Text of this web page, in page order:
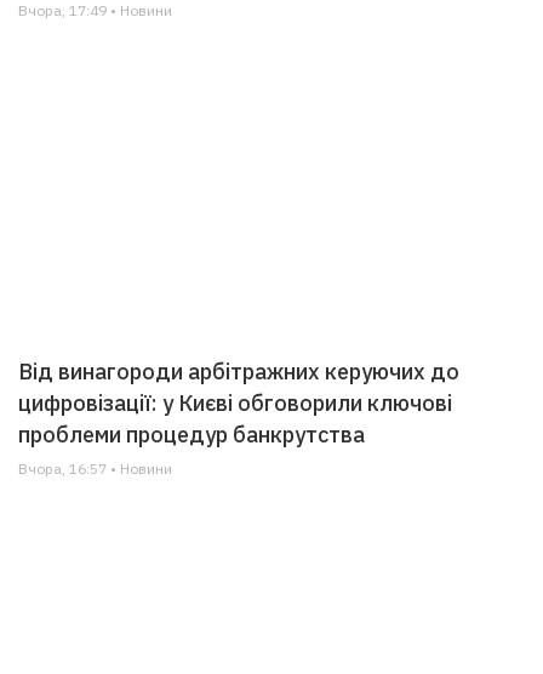
Вчора, 17:49 • Новини
Від винагороди арбітражних керуючих до
цифровізації: у Києві обговорили ключові
проблеми процедур банкрутства
Вчора, 16:57 • Новини